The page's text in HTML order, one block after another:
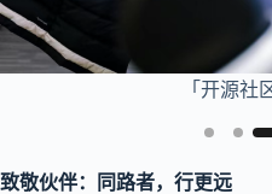
「开源社
致敬伙伴：同路者，行更远